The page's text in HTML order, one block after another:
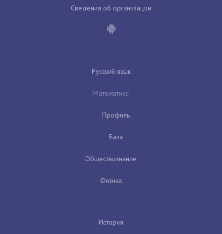
Сведения об организации
Русский язык
Математика
Профиль
База
Обществознание
Физика
История